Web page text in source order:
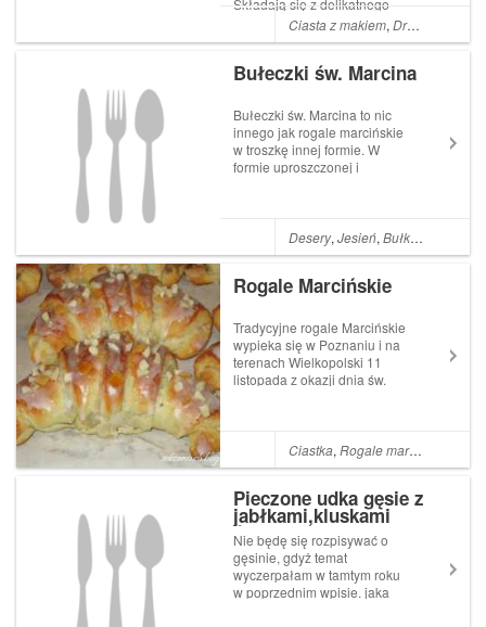
Składają się z delikatnego
drożdżowego ciasta
półfrancuskiego oraz
dużej ilości bakalii. Całość
migdałową posypką. Wcz...
Ciasta z makiem,Drożdżówki
Bułeczki św. Marcina
Bułeczki św. Marcina to nic
innego jak rogale marcińskie
w troszkę innej formie. W
formie uproszczonej i
podejmuje się upieczenia
klasycznej wersji z powodu
Desery,Jesień,Bułki ,Drożdże
Rogale Marcińskie
Tradycyjne rogale Marcińskie
wypieka się w Poznaniu i na
terenach Wielkopolski 11
listopada z okazji dnia św.
nadzieniem z białego maku
oraz bakalii Czytaj więcej »
Ciastka,Rogale marcińskie
Pieczone udka gęsie z
jabłkami,kluskami
śląskimi i domowym
coleslawem
Nie będę się rozpisywać o
gęsinie, gdyż temat
wyczerpałam w tamtym roku
w poprzednim wpisie. jaka